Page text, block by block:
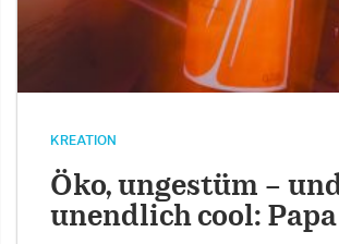
KREATION
Öko, ungestüm –
unendlich cool: